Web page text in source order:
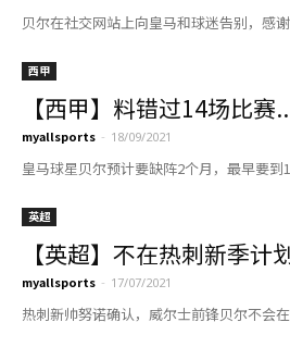
贝尔在社交网站上向皇马和球迷告别，感
西甲
【西甲】料错过14场比赛
myallsports - 18/09/2021
皇马球星贝尔预计要缺阵2个月，最早要到
英超
【英超】不在热刺新季计
myallsports - 17/07/2021
热刺新帅努诺确认，威尔士前锋贝尔不会在